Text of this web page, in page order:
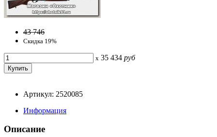
43 746
Скидка 19%
x 35 434 руб
Артикул: 2520085
Информация
Описание